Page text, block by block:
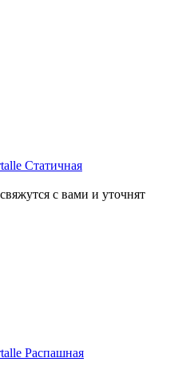
Статичная
с вами и уточнят
Распашная